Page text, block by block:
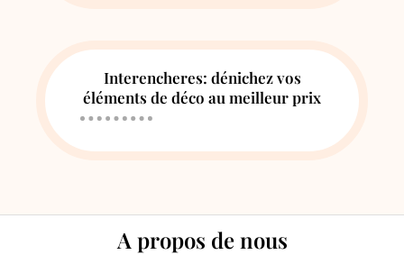
Interencheres: dénichez vos
éléments de déco au meilleur prix
A propos de nous